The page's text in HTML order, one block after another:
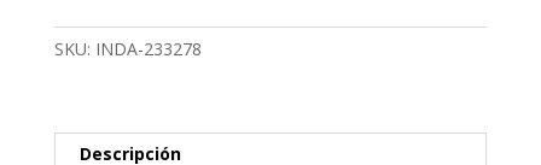
commerce
cantidad
SKU: INDA-233278
Descripción